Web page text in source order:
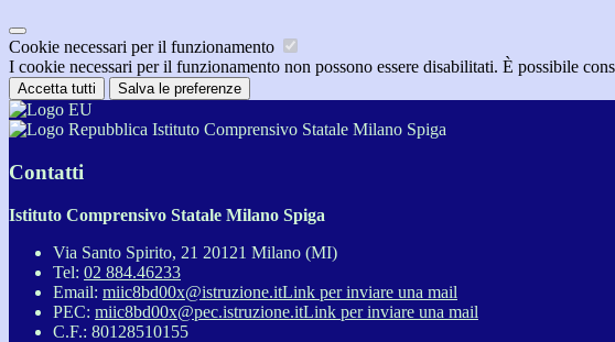
Cookie necessari per il funzionamento
I cookie necessari per il funzionamento non possono essere disabilitati. È possibile
Accetta tutti Salva le preferenze
Istituto Comprensivo Statale Milano Spiga
Contatti
Istituto Comprensivo Statale Milano Spiga
Via Santo Spirito, 21 20121 Milano (MI)
Tel: 02 884.46233
Email: miic8bd00x@istruzione.itLink per inviare una mail
PEC: miic8bd00x@pec.istruzione.itLink per inviare una mail
C.F.: 80128510155